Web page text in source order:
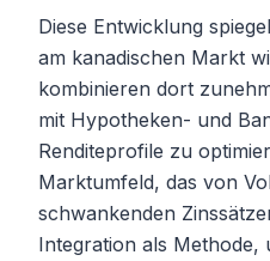
Diese Entwicklung
am kanadischen Markt
kombinieren dort
mit Hypotheken- und
Renditeprofile zu
Marktumfeld, das von
schwankenden
Integration als Methode,